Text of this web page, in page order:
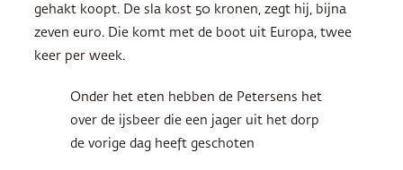
gehakt koopt. De sla kost 50 kronen, zegt hij, bijna
zeven euro. Die komt met de boot uit Europa, twee
keer per week.
Onder het eten hebben de Petersens het
over de ijsbeer die een jager uit het dorp
de vorige dag heeft geschoten